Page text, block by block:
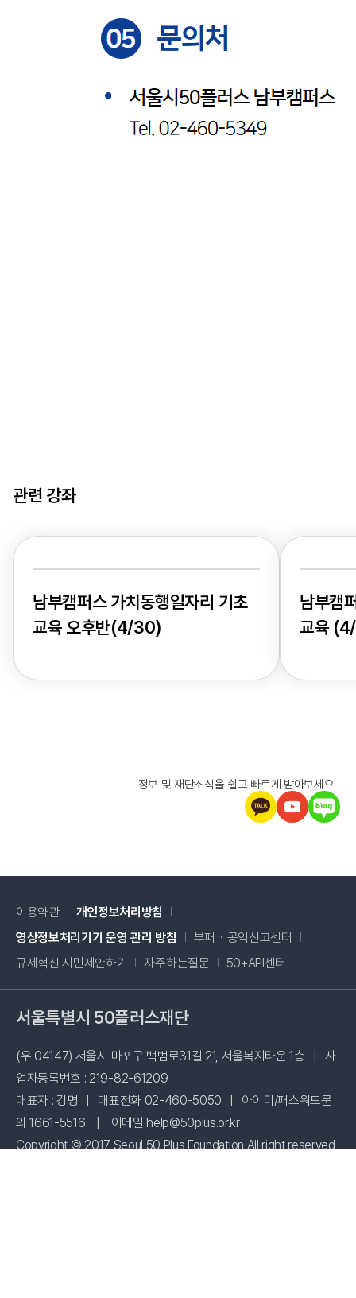
관련 강좌
남부캠퍼스 가치동행일자리 기초
교육 오후반(4/30)
남부캠
교육
정보 및 재단소식을 쉽고 빠르게 받아보세요!
이용약관
개인정보처리방침
영상정보처리기기 운영 관리 방침
부패・공익신고센터 새창 열림
규제혁신 시민제안하기 새창 열림
자주하는질문 50+API센터
서울특별시 50플러스재단
(우 04147) 서울시 마포구 백범로31길 21, 서울복지타운 1층
사
업자등록번호 : 219-82-61209
대표자 : 강명
대표전화 02-460-5050
아이디/패스워드문
의 1661-5516
이메일 help@50plus.or.kr
Copyright © 2017 Seoul 50 Plus Foundation All right reserved